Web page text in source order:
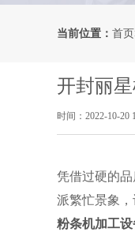
当前位置： 首页
开封丽
时间：2022-10-20
凭借过硬的
派繁忙景象
粉条机加工设